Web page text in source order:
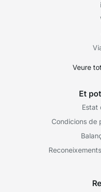
Veure
Et
Estat
Condicions de